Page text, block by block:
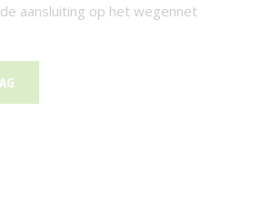
aansluiting op het wegennet